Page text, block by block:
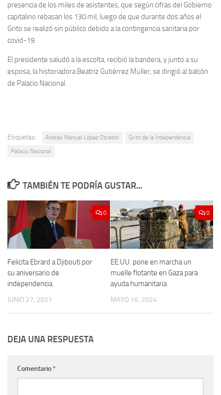
presencia de los miles de asistentes, que según cifras del Gobierno
capitalino rebasan los 130 mil, luego de que durante dos años el
Grito se realizó sin público debido a la contingencia sanitaria por
covid-19.
El presidente saludó a la escolta, recibió la bandera, y junto a su
esposa, la historiadora Beatriz Gutiérrez Müller, se dirigió al balcón
de Palacio Nacional.
Etiquetas: Andrés Manuel López Obrador
Grito de la Independencia
Palacio Nacional
TAMBIÉN TE PODRÍA GUSTAR...
0
Felicita Ebrard a Djibouti por
su aniversario de
independencia.
JUNIO 27, 2021
0
EE.UU. pone en marcha un
muelle flotante en Gaza para
ayuda humanitaria
MAYO 16, 2024
DEJA UNA RESPUESTA
Comentario*